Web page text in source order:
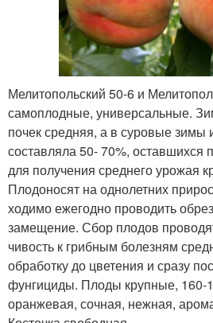
Мелитопольский 50-6 и
самоплодные, универсальные.
почек средняя, а в суровые зимы
составляла 50- 70%, оставшихся
для получения среднего урожая
Плодоносят на однолетних
ходимо ежегодно проводить
замещение. Сбор плодов
чивость к грибным болезням
обработку до цветения и сразу
фунгициды. Плоды крупные, 160-
оранжевая, сочная, нежная,